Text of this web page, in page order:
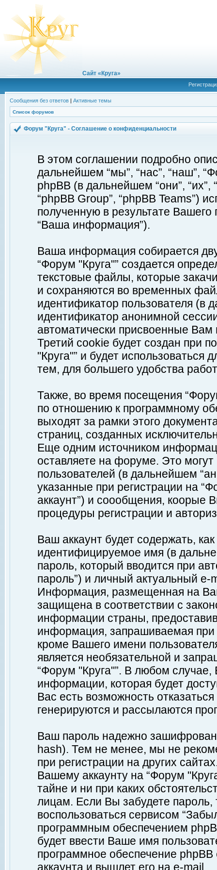
Сайт «Круга»
Сообщения без ответов | Активные темы
Список форумов
Форум "Круга" - Соглашение о конфиденциальности
В этом соглашении подробно
дальнейшем “мы”, “нас”, “наш”,
phpBB (в дальнейшем “они”, “их”,
“phpBB Group”, “phpBB Teams”)
полученную в результате
“Ваша информация”).
Ваша информация собирается
“Форум "Круга"” создается
текстовые файлы, которые
и сохраняются во временных
идентификатор пользователя (в
идентификатор анонимной
автоматически присвоенные
Третий cookie будет создан при
"Круга"” и будет
тем, для большего удобства
Также, во время посещения
по отношению к программному
выходят за рамки этого
страниц, созданных
Еще одним источником
оставляете на форуме. Это
пользователей (в дальнейшем
указанные при регистрации на
аккаунт”) и соообщения, коорые
процедуры регистрации и
Ваш аккаунт будет содержать,
идентифицируемое имя (в
пароль, который вводится при
пароль”) и личный актуальный
Информация, размещенная на
защищена в соответствии с
информации страны,
информация, запрашиваемая при
кроме Вашего имени
является необязательной и
“Форум "Круга"”. В любом
информации, которая будет
Вас есть возможность
генерируются и рассылаются
Ваш пароль надежно
hash). Тем не менее, мы не
при регистрации на других
Вашему аккаунту на “Форум
тайне и ни при каких
лицам. Если Вы забудете пароль,
воспользоваться сервисом
программным обеспечением
будет ввести Ваше имя
программное обеспечение
аккаунта и вышлет его на e-mail.